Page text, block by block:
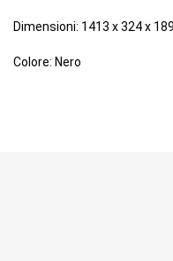
Dimensioni: 1413 x 324 x
Colore: Nero